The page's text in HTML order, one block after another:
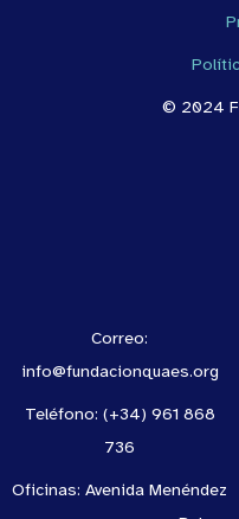
© 2024
Correo:
info@fundacionquaes.org
Teléfono: (+34) 961 868
736
Oficinas: Avenida Menéndez